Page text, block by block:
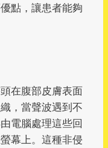
點，讓患者能夠
在腹部皮膚表面
，當聲波遇到不
電腦處理這些回
幕上。這種非侵